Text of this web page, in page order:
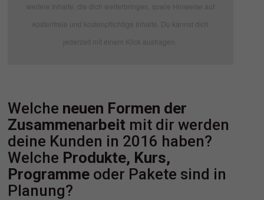
weitere Inhalte, die dich weiterbringen, sowie Hinweise auf
kostenfreie und kostenpflichtige Inhalte. Du kannst dich
jederzeit mit einem Klick austragen.
Welche neuen Formen der
Zusammenarbeit mit dir werden
deine Kunden in 2016 haben?
Welche Produkte, Kurs,
Programme oder Pakete sind in
Planung?